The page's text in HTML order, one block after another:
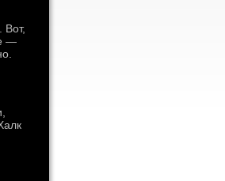
Вот,
—